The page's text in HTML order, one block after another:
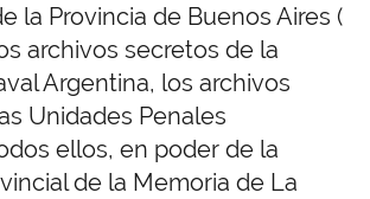
la Provincia de Buenos Aires (
archivos secretos de la
Argentina, los archivos
Unidades Penales
ellos, en poder de la
de la Memoria de La